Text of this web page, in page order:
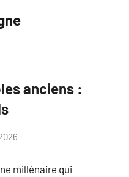
anciens :
millénaire qui